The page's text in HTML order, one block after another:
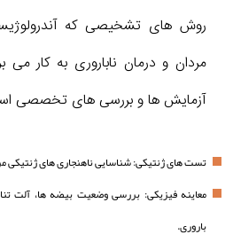
روش‌ های تشخیصی که
مردان و درمان ناباروری به کار
آزمایش‌ ها و بررسی‌ های تخصصی
تست‌ های ژنتیکی: شناسایی ناهنجاری‌ های ژنتیکی
معاینه فیزیکی: بررسی وضعیت بیضه‌ ها، آلت
باروری.